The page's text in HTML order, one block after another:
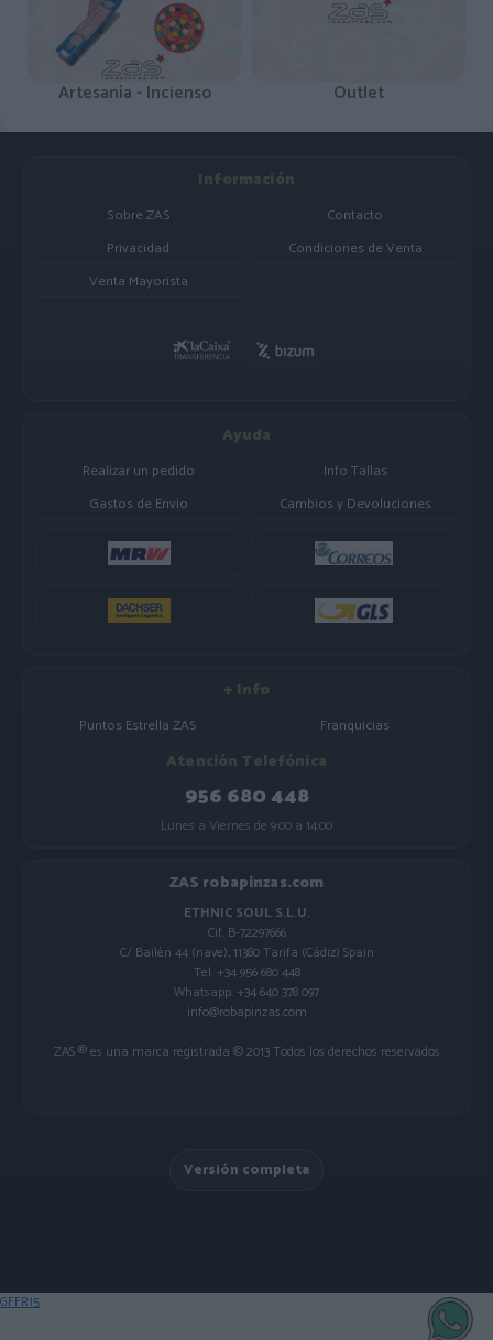
Artesanía - Incienso Outlet
Información
Sobre ZAS
Contacto
Privacidad
Condiciones de Venta
Venta Mayorista
Ayuda
Realizar un pedido
Info Tallas
Gastos de Envio
Cambios y Devoluciones
+ Info
Puntos Estrella ZAS Franquicias
Atención Telefónica
956 680 448
Lunes a Viernes de 9:00 a 14:00
ZAS robapinzas.com
ETHNIC SOUL S.L.U.
Cif. B-72297666
C/ Bailén 44 (nave), 11380 Tarifa (Cádiz) Spain
Tel. +34 956 680 448
Whatsapp: +34 640 378 097
info@robapinzas.com
ZAS ® es una marca registrada © 2013 Todos los derechos reservados
Versión completa
GFFR15